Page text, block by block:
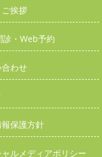
挨拶
診・Web予約
わせ
保護方針
ャルメディアポリシー